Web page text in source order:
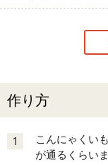
作り方
1
こんにゃくい
が通るくらい